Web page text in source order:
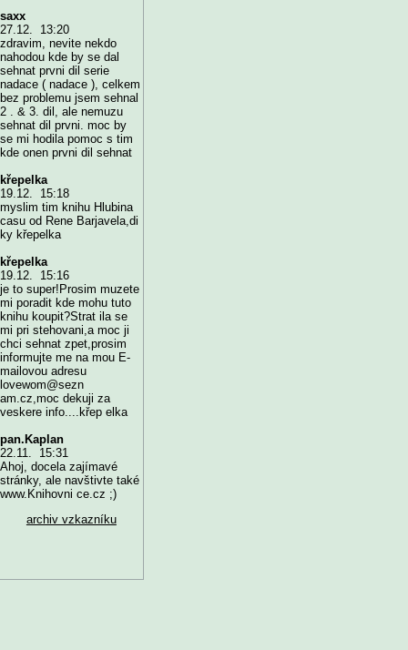
saxx
27.12. 13:20
zdravim, nevite nekdo
nahodou kde by se dal
sehnat prvni dil serie
nadace ( nadace ), celkem
bez problemu jsem sehnal
2 . & 3. dil, ale nemuzu
sehnat dil prvni. moc by
se mi hodila pomoc s tim
kde onen prvni dil sehnat
křepelka
19.12. 15:18
myslim tim knihu Hlubina
casu od Rene Barjavela,di
ky křepelka
křepelka
19.12. 15:16
je to super!Prosim muzete
mi poradit kde mohu tuto
knihu koupit?Strat ila se
mi pri stehovani,a moc ji
chci sehnat zpet,prosim
informujte me na mou E-
mailovou adresu
lovewom@sezn
am.cz,moc dekuji za
veskere info....křep elka
pan.Kaplan
22.11. 15:31
Ahoj, docela zajímavé
stránky, ale navštivte také
www.Knihovni ce.cz ;)
archiv vzkazníku